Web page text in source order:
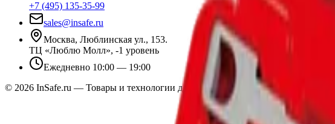
+7 (495) 135-35-99
sales@insafe.ru
Москва, Люблинская ул., 153.
ТЦ «Люблю Молл», -1 уровень
Ежедневно 10:00 — 19:00
© 2026 InSafe.ru — Товары и технологии для автобизнеса